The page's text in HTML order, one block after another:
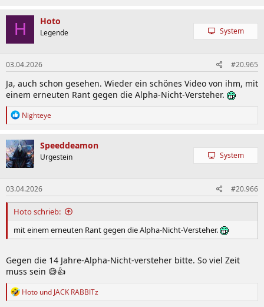
k
t
o
n
e
n
:
H Hoto
Legende System
03.04.2026 #20.965
Ja, auch schon gesehen. Wieder ein schönes Video von ihm, mit
einem erneuten Rant gegen die Alpha-Nicht-Versteher.
R
k
t
i
o
n
e
n
:
Nighteye
Speeddeamon
Urgestein System
03.04.2026 #20.966
Hoto schrieb:
mit einem erneuten Rant gegen die Alpha-Nicht-Versteher.
Gegen die 14 Jahre-Alpha-Nicht-versteher bitte. So viel Zeit
muss sein 😅👍
R
Hoto und JACK RABBITz